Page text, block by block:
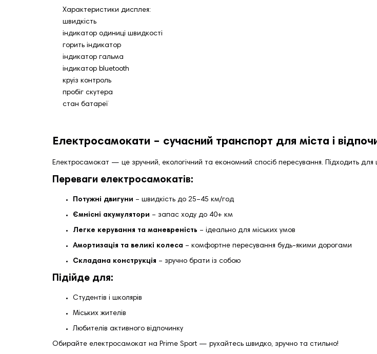
Характеристики дисплея:
швидкість
індикатор одиниці швидкості
горить індикатор
індикатор гальма
індикатор bluetooth
круіз контроль
пробіг скутера
стан батареї
Електросамокати – сучасний транспорт для міста і
Електросамокат — це зручний, екологічний та економний спосіб пересування. Підходить для
Переваги електросамокатів:
Потужні двигуни – швидкість до 25–45 км/год
Ємнісні акумулятори – запас ходу до 40+ км
Легке керування та маневреність – ідеально для міських умов
Амортизація та великі колеса – комфортне пересування будь-якими дорогами
Складана конструкція – зручно брати із собою
Підійде для:
Студентів і школярів
Міських жителів
Любителів активного відпочинку
Обирайте електросамокат на Prime Sport — рухайтесь швидко, зручно та стильно!